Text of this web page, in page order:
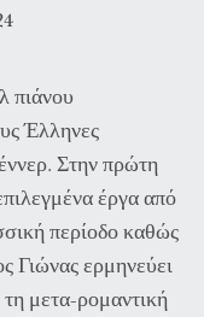
πιάνου
Έλληνες
Στην πρώτη
έργα από
περίοδο καθώς
Γιώνας ερμηνεύει
μετα-ρομαντική